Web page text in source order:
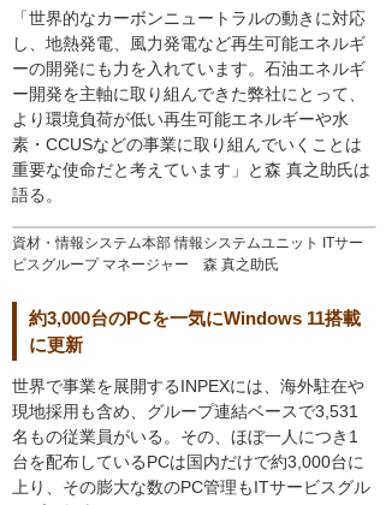
資材・情報システム本部 情報システムユニット ITサー
ビスグループ マネージャー 森 真之助氏
「世界的なカーボンニュートラルの動きに対応
し、地熱発電、風力発電など再生可能エネルギ
ーの開発にも力を入れています。石油エネルギ
ー開発を主軸に取り組んできた弊社にとって、
より環境負荷が低い再生可能エネルギーや水
素・CCUSなどの事業に取り組んでいくことは
重要な使命だと考えています」と森 真之助氏は
語る。
約3,000台のPCを一気にWindows 11搭載
に更新
世界で事業を展開するINPEXには、海外駐在や
現地採用も含め、グループ連結ベースで3,531
名もの従業員がいる。その、ほぼ一人につき1
台を配布しているPCは国内だけで約3,000台に
上り、その膨大な数のPC管理もITサービスグル